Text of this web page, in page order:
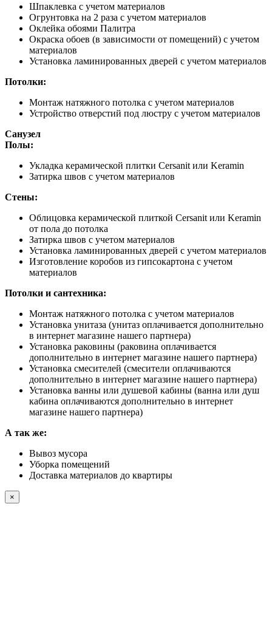
Шпаклевка с учетом материалов
Огрунтовка на 2 раза с учетом материалов
Оклейка обоями Палитра
Окраска обоев (в зависимости от помещений) с учетом
материалов
Установка ламинированных дверей с учетом материалов
Потолки:
Монтаж натяжного потолка с учетом материалов
Устройство отверстий под люстру с учетом материалов
Санузел
Полы:
Укладка керамической плитки Cersanit или Keramin
Затирка швов с учетом материалов
Стены:
Облицовка керамической плиткой Cersanit или Keramin
от пола до потолка
Затирка швов с учетом материалов
Установка ламинированных дверей с учетом материалов
Изготовление коробов из гипсокартона с учетом
материалов
Потолки и сантехника:
Монтаж натяжного потолка с учетом материалов
Установка унитаза (унитаз оплачивается дополнительно
в интернет магазине нашего партнера)
Установка раковины (раковина оплачивается
дополнительно в интернет магазине нашего партнера)
Установка смесителей (смесители оплачиваются
дополнительно в интернет магазине нашего партнера)
Установка ванны или душевой кабины (ванна или душ
кабина оплачиваются дополнительно в интернет
магазине нашего партнера)
А так же:
Вывоз мусора
Уборка помещений
Доставка материалов до квартиры
×